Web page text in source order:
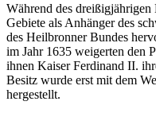
Während des dreißigjährigen
Gebiete als Anhänger des
des Heilbronner Bundes
im Jahr 1635 weigerten den
ihnen Kaiser Ferdinand II.
Besitz wurde erst mit dem
hergestellt.